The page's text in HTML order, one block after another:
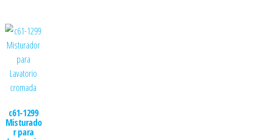
c61-1299
Misturado
r para